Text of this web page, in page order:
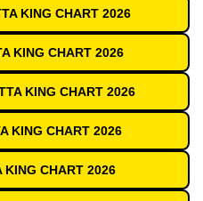
KING CHART 2026
KING CHART 2026
KING CHART 2026
KING CHART 2026
KING CHART 2026